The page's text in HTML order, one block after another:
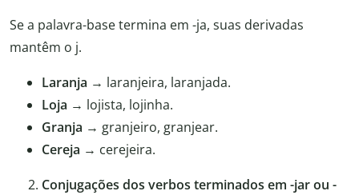
Se a palavra-base termina em -ja, suas derivadas
mantêm o j.
Laranja → laranjeira, laranjada.
Loja → lojista, lojinha.
Granja → granjeiro, granjear.
Cereja → cerejeira.
Conjugações dos verbos terminados em -jar ou -